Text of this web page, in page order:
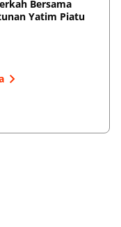
Bersama
Yatim Piatu